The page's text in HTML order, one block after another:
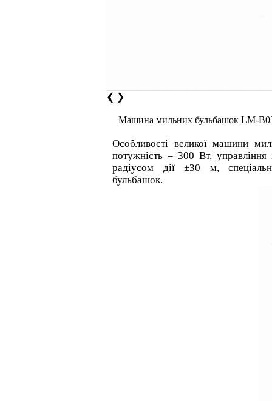
❮ ❯
Машина мильних бульбашок LM-
Особливості великої машини
потужність – 300 Вт,
радіусом дії ±30 м,
бульбашок.